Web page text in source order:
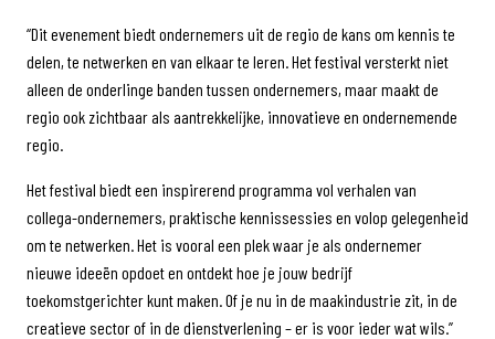
“Dit evenement biedt ondernemers uit de regio de kans om kennis te
delen, te netwerken en van elkaar te leren. Het festival versterkt niet
alleen de onderlinge banden tussen ondernemers, maar maakt de
regio ook zichtbaar als aantrekkelijke, innovatieve en ondernemende
regio.
Het festival biedt een inspirerend programma vol verhalen van
collega-ondernemers, praktische kennissessies en volop gelegenheid
om te netwerken. Het is vooral een plek waar je als ondernemer
nieuwe ideeën opdoet en ontdekt hoe je jouw bedrijf
toekomstgerichter kunt maken. Of je nu in de maakindustrie zit, in de
creatieve sector of in de dienstverlening – er is voor ieder wat wils.”